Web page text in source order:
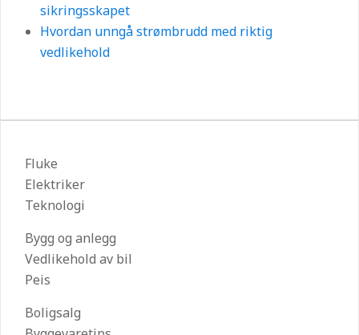
sikringsskapet
Hvordan unngå strømbrudd med riktig
vedlikehold
Fluke
Elektriker
Teknologi
Bygg og anlegg
Vedlikehold av bil
Peis
Boligsalg